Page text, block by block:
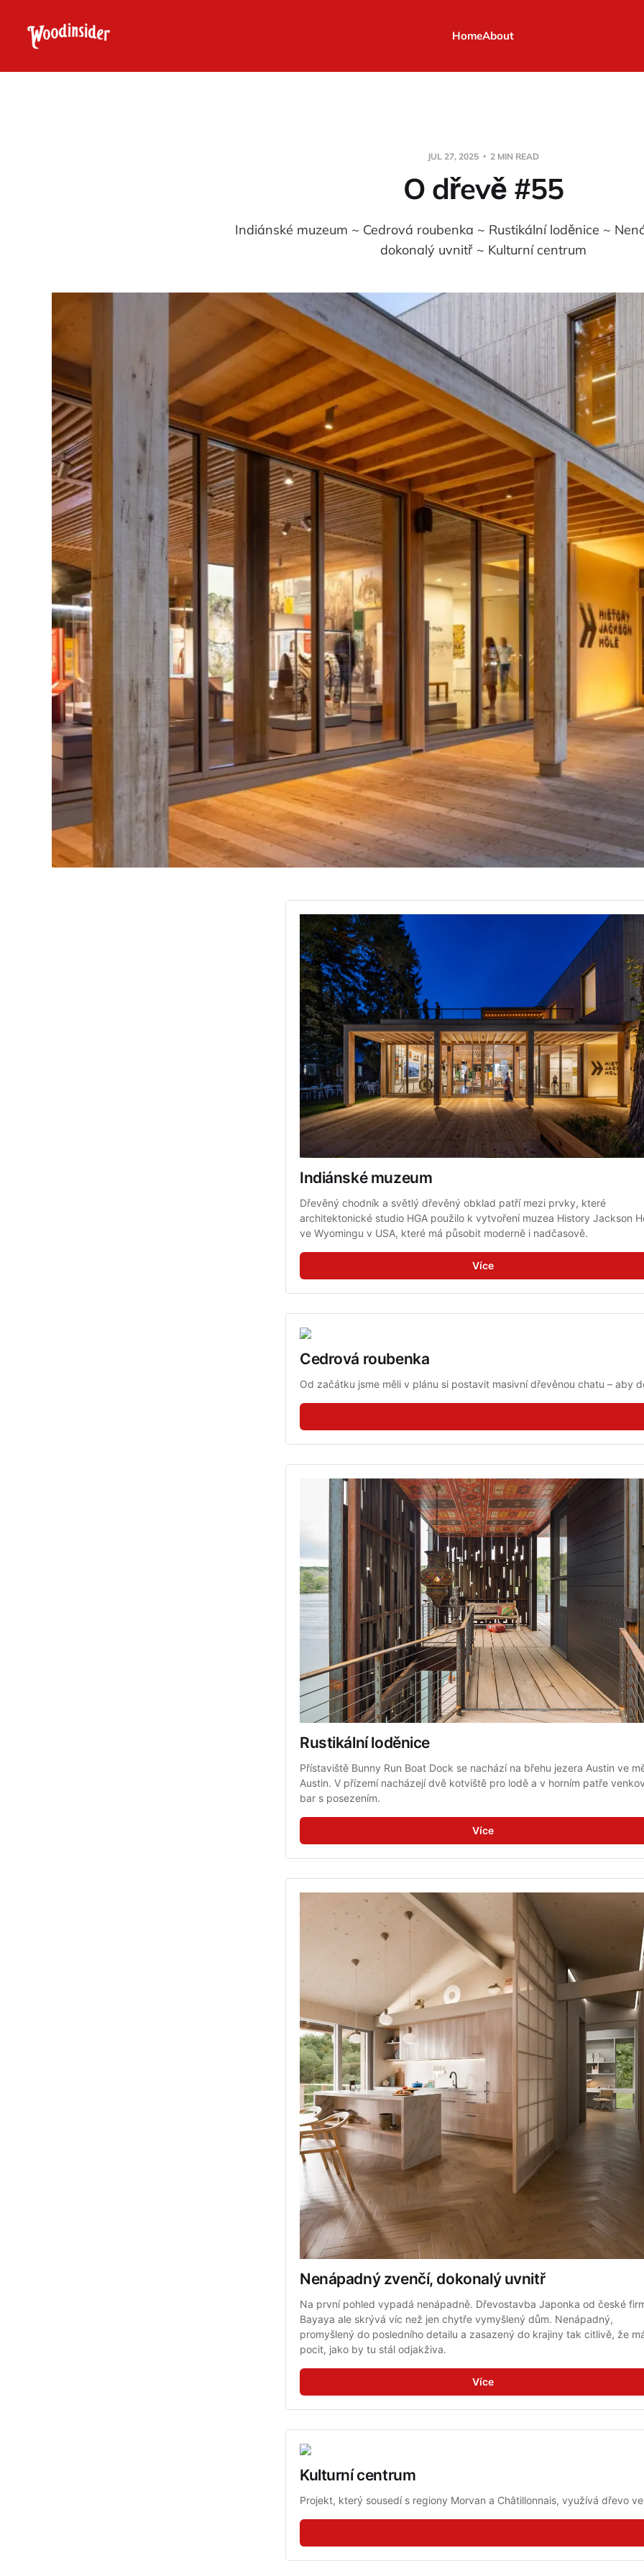
HomeAbout
JUL 27, 2025 2 MIN READ
O dřevě #55
Indiánské muzeum ~ Cedrová roubenka ~ Rustikální loděnice ~
dokonalý uvnitř ~ Kulturní centrum
Indiánské muzeum
Dřevěný chodník a světlý dřevěný obklad patří mezi prvky, které
architektonické studio HGA použilo k vytvoření muzea History Jackson
ve Wyomingu v USA, které má působit moderně i nadčasově.
Více
Cedrová roubenka
Od začátku jsme měli v plánu si postavit masivní dřevěnou chatu –
Rustikální loděnice
Přístaviště Bunny Run Boat Dock se nachází na břehu jezera Austin ve
Austin. V přízemí nacházejí dvě kotviště pro lodě a v horním patře
bar s posezením.
Více
Nenápadný zvenčí, dokonalý uvnitř
Na první pohled vypadá nenápadně. Dřevostavba Japonka od české
Bayaya ale skrývá víc než jen chytře vymyšlený dům. Nenápadný,
promyšlený do posledního detailu a zasazený do krajiny tak citlivě, že
pocit, jako by tu stál odjakživa.
Více
Kulturní centrum
Projekt, který sousedí s regiony Morvan a Châtillonnais, využívá dřevo